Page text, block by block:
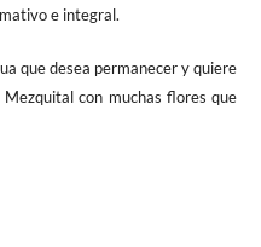
e integral.
que desea permanecer y quiere
con muchas flores que